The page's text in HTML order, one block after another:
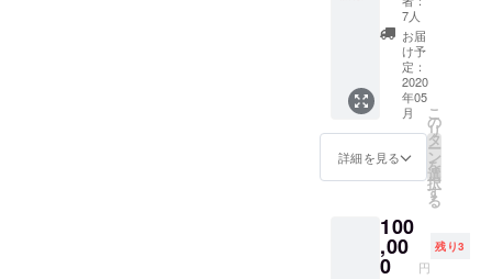
yamazo
e.com/)
※割引
コード
を発行
いたし
ます。
HPより
ご予約
の際、
忘れず
をお願
いいた
しま
す。
ろ、到
着予
定）
ゴール
デンウ
イーク
のおで
かけに
ぞ！ ※
宿泊
様より
ご予約
可能で
す。 ※
で現金
代わり
にご利
用いた
だくこ
とがで
きま
記注意
事項を
ださ
い。 ※
チケッ
※下記
フォー
マット
をコ
ピー
し、備
考欄に
くださ
い。 ※
分」ま
で、弊
社で負
チケッ
ト到着
より、1
年間有
効で
す。
（2020
年5月ご
ろ、到
デンウ
イーク
のおで
況。
ume,へ
お越し
いただ
き、大
きな自
然とと
もに、
自分と
ごしく
ださい
☽
でもご
利用い
ただけ
ます。
総額
80,000
円分を
50,000
円で使
える、
30,000
引チ
ケット
になり
●企業・
団体様
向け
（4~10
名様向
け）●
合宿プ
ラン
（一棟
貸切）●
里山の
囲まれ
て、空
を眺め
7人
お届
け予
定：
2020
年05
月
詳細を見る
こ
の
リ
タ
ー
ン
を
選
択
す
る
100
,00
0 円
残り3